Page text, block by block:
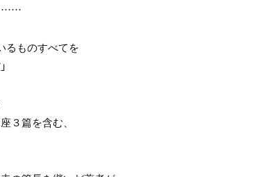
るものすべてを
３篇を含む、